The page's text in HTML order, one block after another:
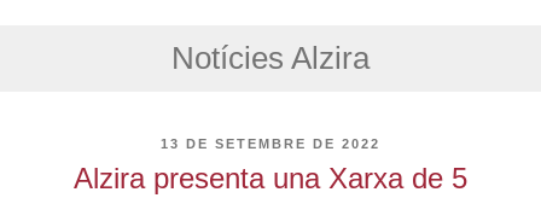
Notícies Alzira
PUBLICAT
13 DE SETEMBRE DE 2022
Alzira presenta una Xarxa de 5